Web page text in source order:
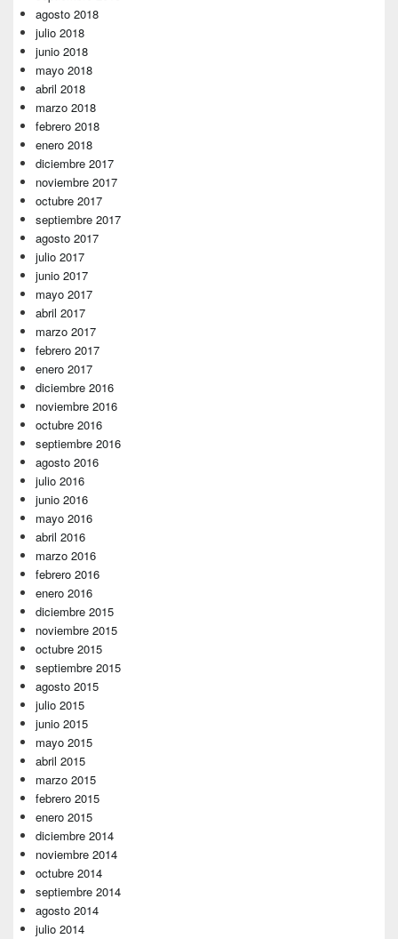
agosto 2018
julio 2018
junio 2018
mayo 2018
abril 2018
marzo 2018
febrero 2018
enero 2018
diciembre 2017
noviembre 2017
octubre 2017
septiembre 2017
agosto 2017
julio 2017
junio 2017
mayo 2017
abril 2017
marzo 2017
febrero 2017
enero 2017
diciembre 2016
noviembre 2016
octubre 2016
septiembre 2016
agosto 2016
julio 2016
junio 2016
mayo 2016
abril 2016
marzo 2016
febrero 2016
enero 2016
diciembre 2015
noviembre 2015
octubre 2015
septiembre 2015
agosto 2015
julio 2015
junio 2015
mayo 2015
abril 2015
marzo 2015
febrero 2015
enero 2015
diciembre 2014
noviembre 2014
octubre 2014
septiembre 2014
agosto 2014
julio 2014